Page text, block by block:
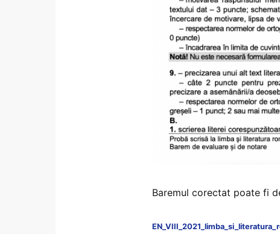
Baremul corectat poate fi